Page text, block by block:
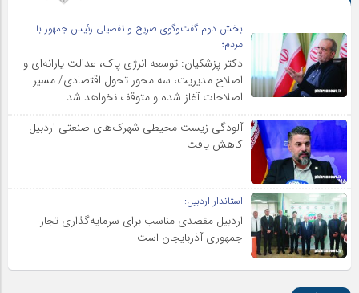
بخش دوم گفت‌وگوی صریح و تفصیلی رئیس جمهور با
مردم؛
دکتر پزشکیان: توسعه انرژی پاک، عدالت یارانه‌ای و
اصلاح مدیریت، سه محور تحول اقتصادی/ مسیر
اصلاحات آغاز شده و متوقف نخواهد شد
آلودگی زیست محیطی شهرک‌های صنعتی اردبیل
کاهش یافت
استاندار اردبیل:
اردبیل مقصدی مناسب برای سرمایه‌گذاری تجار
جمهوری آذربایجان است